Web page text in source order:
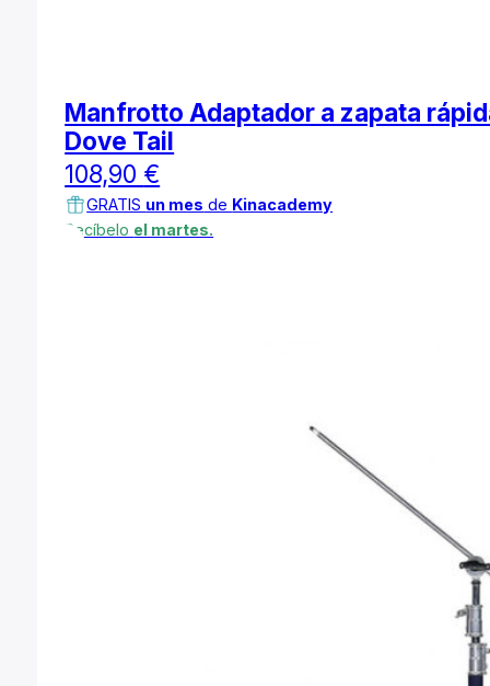
Manfrotto Adaptador a zapata
Dove Tail
108,90 €
GRATIS un mes de Kinacademy
Recíbelo el martes.